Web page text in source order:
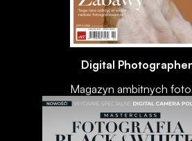
Digital
Magazyn ambitnych